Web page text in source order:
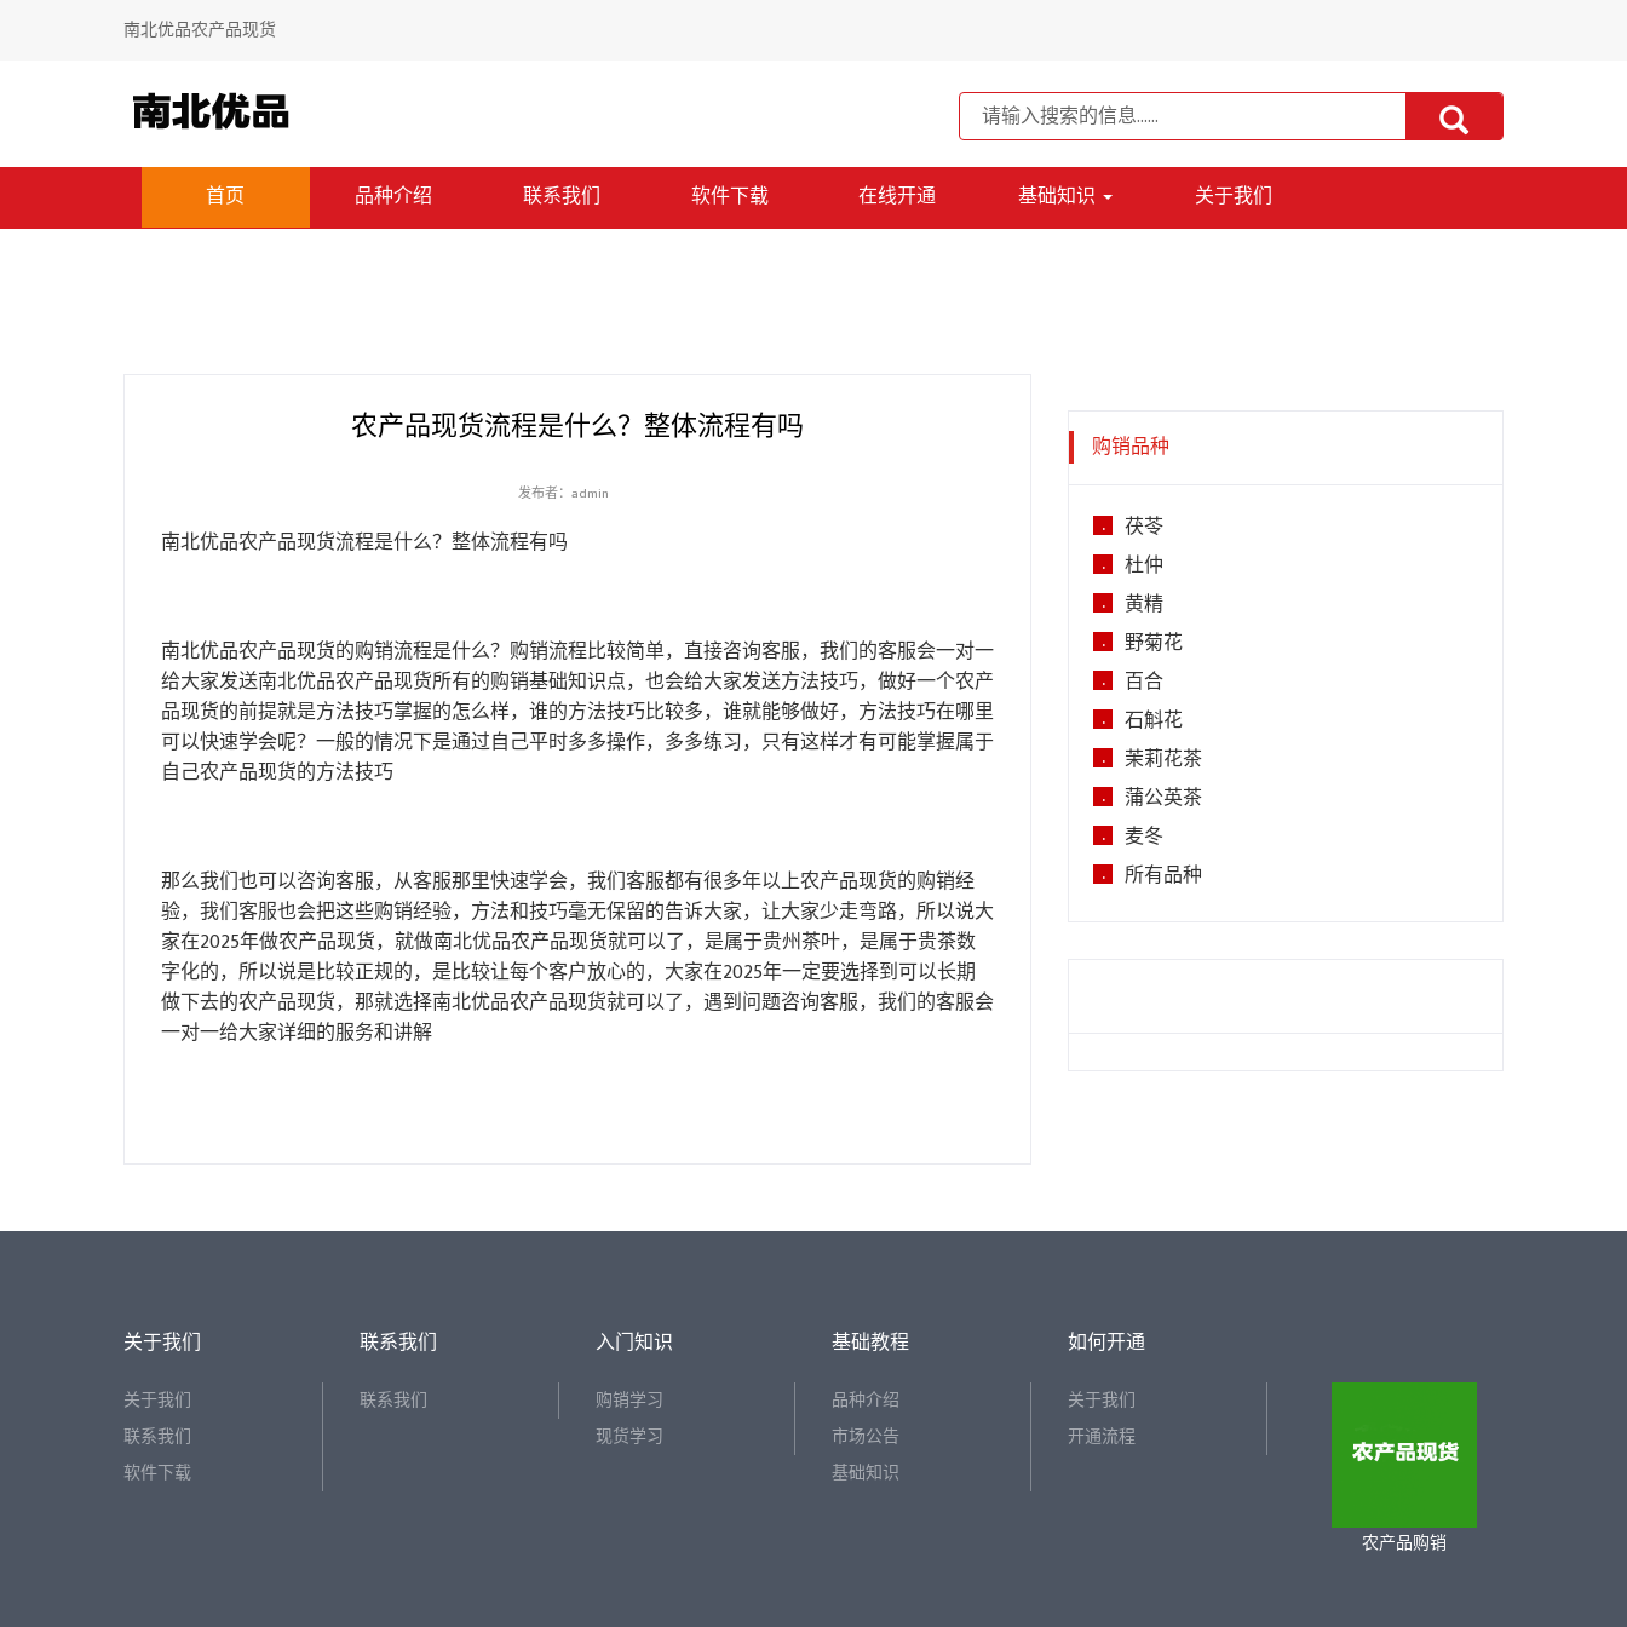
南北优品农产品现货
首页 品种介绍 联系我们 软件下载 在线开通 基础知识 关于我们
农产品现货流程是什么？整体流程有吗
发布者：admin
南北优品农产品现货流程是什么？整体流程有吗
南北优品农产品现货的购销流程是什么？购销流程比较简单，直接咨询客服，我们的客服会一对一
给大家发送南北优品农产品现货所有的购销基础知识点，也会给大家发送方法技巧，做好一个农产
品现货的前提就是方法技巧掌握的怎么样，谁的方法技巧比较多，谁就能够做好，方法技巧在哪里
可以快速学会呢？一般的情况下是通过自己平时多多操作，多多练习，只有这样才有可能掌握属于
自己农产品现货的方法技巧
那么我们也可以咨询客服，从客服那里快速学会，我们客服都有很多年以上农产品现货的购销经
验，我们客服也会把这些购销经验，方法和技巧毫无保留的告诉大家，让大家少走弯路，所以说大
家在2025年做农产品现货，就做南北优品农产品现货就可以了，是属于贵州茶叶，是属于贵茶数
字化的，所以说是比较正规的，是比较让每个客户放心的，大家在2025年一定要选择到可以长期
做下去的农产品现货，那就选择南北优品农产品现货就可以了，遇到问题咨询客服，我们的客服会
一对一给大家详细的服务和讲解
购销品种
. 茯苓
. 杜仲
. 黄精
. 野菊花
. 百合
. 石斛花
. 茉莉花茶
. 蒲公英茶
. 麦冬
. 所有品种
关于我们
关于我们
联系我们
软件下载
联系我们
联系我们
入门知识
购销学习
现货学习
基础教程
品种介绍
市场公告
基础知识
如何开通
关于我们
开通流程
农产品购销